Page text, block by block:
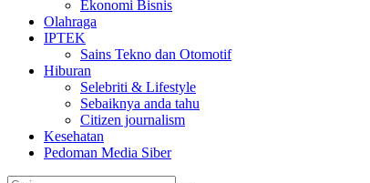
Ekonomi Bisnis
Olahraga
IPTEK
Sains Tekno dan Otomotif
Hiburan
Selebriti & Lifestyle
Sebaiknya anda tahu
Citizen journalism
Kesehatan
Pedoman Media Siber